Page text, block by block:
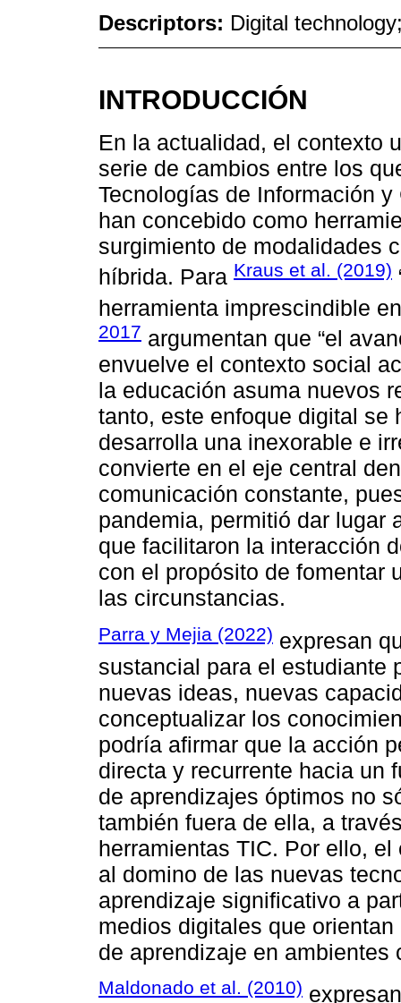
Descriptors: Digital
INTRODUCCIÓN
En la actualidad, el contexto
serie de cambios entre los
Tecnologías de Información
han concebido como
surgimiento de modalidades
híbrida. Para Kraus et al. (2019)
herramienta imprescindible
2017 argumentan que “el
envuelve el contexto social
la educación asuma nuevos
tanto, este enfoque digital se
desarrolla una inexorable e
convierte en el eje central
comunicación constante,
pandemia, permitió dar lugar
que facilitaron la interacción
con el propósito de fomentar
las circunstancias.
Parra y Mejia (2022) expresan
sustancial para el estudiante
nuevas ideas, nuevas
conceptualizar los
podría afirmar que la acción
directa y recurrente hacia un
de aprendizajes óptimos no
también fuera de ella, a
herramientas TIC. Por ello,
al domino de las nuevas
aprendizaje significativo a
medios digitales que
de aprendizaje en ambientes
Maldonado et al. (2010)